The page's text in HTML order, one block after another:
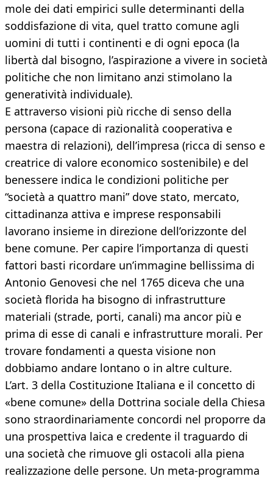
mole dei dati empirici sulle determinanti della
soddisfazione di vita, quel tratto comune agli
uomini di tutti i continenti e di ogni epoca (la
libertà dal bisogno, l’aspirazione a vivere in società
politiche che non limitano anzi stimolano la
generatività individuale).
E attraverso visioni più ricche di senso della
persona (capace di razionalità cooperativa e
maestra di relazioni), dell’impresa (ricca di senso e
creatrice di valore economico sostenibile) e del
benessere indica le condizioni politiche per
“società a quattro mani” dove stato, mercato,
cittadinanza attiva e imprese responsabili
lavorano insieme in direzione dell’orizzonte del
bene comune. Per capire l’importanza di questi
fattori basti ricordare un’immagine bellissima di
Antonio Genovesi che nel 1765 diceva che una
società florida ha bisogno di infrastrutture
materiali (strade, porti, canali) ma ancor più e
prima di esse di canali e infrastrutture morali. Per
trovare fondamenti a questa visione non
dobbiamo andare lontano o in altre culture.
L’art. 3 della Costituzione Italiana e il concetto di
«bene comune» della Dottrina sociale della Chiesa
sono straordinariamente concordi nel proporre da
una prospettiva laica e credente il traguardo di
una società che rimuove gli ostacoli alla piena
realizzazione delle persone. Un meta-programma